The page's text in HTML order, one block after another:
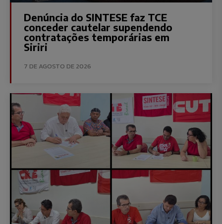
Denúncia do SINTESE faz TCE
conceder cautelar supendendo
contratações temporárias em
Siriri
7 DE AGOSTO DE 2026